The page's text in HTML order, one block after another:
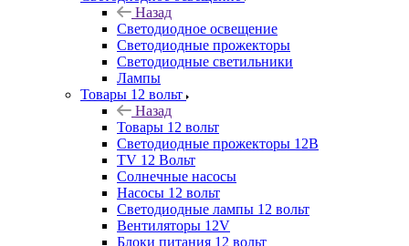
Назад
Светодиодное освещение
Светодиодные прожекторы
Светодиодные светильники
Лампы
Товары 12 вольт
Назад
Товары 12 вольт
Светодиодные прожекторы 12В
TV 12 Вольт
Солнечные насосы
Насосы 12 вольт
Светодиодные лампы 12 вольт
Вентиляторы 12V
Блоки питания 12 вольт